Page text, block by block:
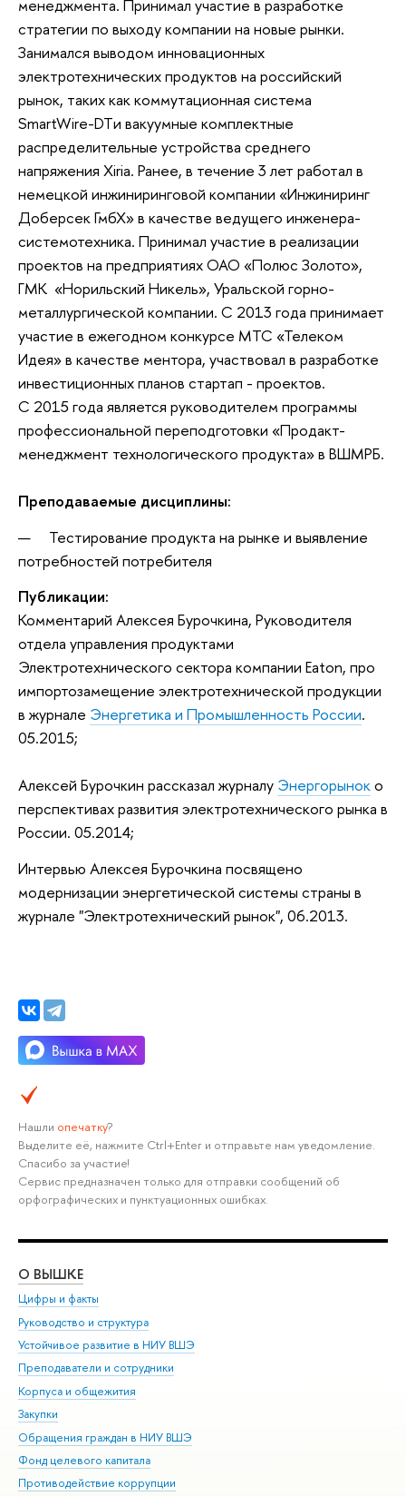
менеджмента. Принимал участие в разработке
стратегии по выходу компании на новые рынки.
Занимался выводом инновационных
электротехнических продуктов на российский
рынок, таких как коммутационная система
SmartWire-DTи вакуумные комплектные
распределительные устройства среднего
напряжения Xiria. Ранее, в течение 3 лет работал в
немецкой инжиниринговой компании «Инжиниринг
Доберсек ГмбХ» в качестве ведущего инженера-
системотехника. Принимал участие в реализации
проектов на предприятиях ОАО «Полюс Золото»,
ГМК «Норильский Никель», Уральской горно-
металлургической компании. С 2013 года принимает
участие в ежегодном конкурсе МТС «Телеком
Идея» в качестве ментора, участвовал в разработке
инвестиционных планов стартап - проектов.
С 2015 года является руководителем программы
профессиональной переподготовки «Продакт-
менеджмент технологического продукта» в ВШМРБ.
Преподаваемые дисциплины:
Тестирование продукта на рынке и выявление
потребностей потребителя
Публикации:
Комментарий Алексея Бурочкина, Руководителя
отдела управления продуктами
Электротехнического сектора компании Eaton, про
импортозамещение электротехнической продукции
в журнале Энергетика и Промышленность России.
05.2015;
Алексей Бурочкин рассказал журналу Энергорыноко
перспективах развития электротехнического рынка в
России. 05.2014;
Интервью Алексея Бурочкина посвящено
модернизации энергетической системы страны в
журнале "Электротехнический рынок", 06.2013.
Нашли опечатку?
Выделите её, нажмите Ctrl+Enter и отправьте нам уведомление.
Спасибо за участие!
Сервис предназначен только для отправки сообщений об
орфографических и пунктуационных ошибках.
О ВЫШКЕ
Цифры и факты
Руководство и структура
Устойчивое развитие в НИУ ВШЭ
Преподаватели и сотрудники
Корпуса и общежития
Закупки
Обращения граждан в НИУ ВШЭ
Фонд целевого капитала
Противодействие коррупции